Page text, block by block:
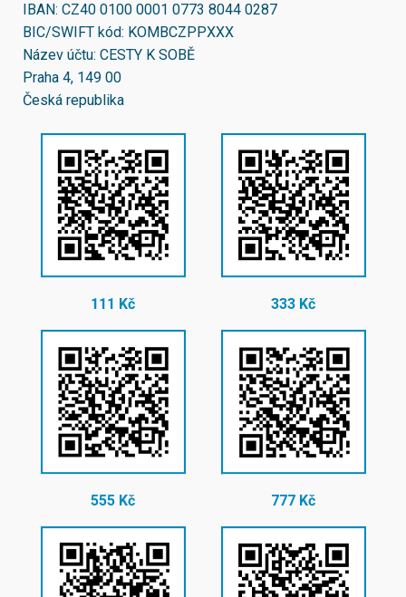
IBAN: CZ40 0100 0001 0773 8044 0287
BIC/SWIFT kód: KOMBCZPPXXX
Název účtu: CESTY K SOBĚ
Praha 4, 149 00
Česká republika
111 Kč 333 Kč
555 Kč 777 Kč